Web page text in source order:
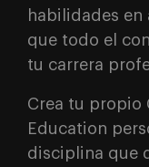
habilidades en
que todo el
tu carrera
Crea tu propio
Education
disciplina que